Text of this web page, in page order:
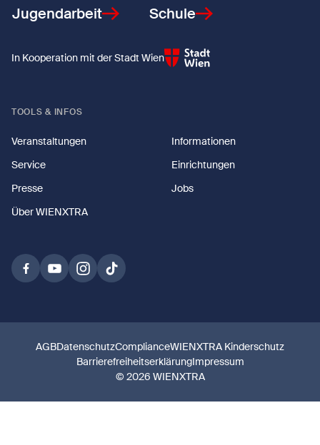
Jugendarbeit
Schule
In Kooperation mit der Stadt Wien
TOOLS & INFOS
Veranstaltungen
Informationen
Service
Einrichtungen
Presse
Jobs
Über WIENXTRA
© 2026 WIENXTRA
AGBDatenschutzComplianceWIENXTRA Kinderschutz
BarrierefreiheitserklärungImpressum